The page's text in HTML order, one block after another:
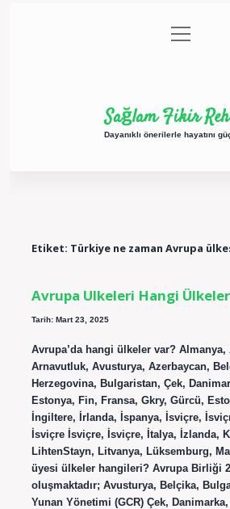
Gizlilik Politikası
menüyü
aç
Sağlam Fikir
Dayanıklı önerilerle hayatını
Etiket: Türkiye ne zaman Avrupa
Avrupa Ulkeleri Hangi Ülkeler
Tarih: Mart 23, 2025
Avrupa’da hangi ülkeler var? Almanya,
Arnavutluk, Avusturya, Azerbaycan,
Herzegovina, Bulgaristan, Çek,
Estonya, Fin, Fransa, Gkry, Gürcü,
İngiltere, İrlanda, İspanya, İsviçre,
İsviçre İsviçre, İsviçre, İtalya, İzlanda,
LihtenStayn, Litvanya, Lüksemburg,
üyesi ülkeler hangileri? Avrupa Birliği
oluşmaktadır; Avusturya, Belçika,
Yunan Yönetimi (GCR) Çek,